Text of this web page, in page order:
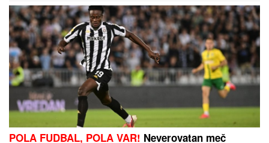
(PAPARACO) MIODRAG RADONJIĆ
SE SKROZ OPUSTIO NA BAZENU
Pijucka alkohol, telefonira iz vode, a
društvo mu pravi KOLEGA (VIDEO)